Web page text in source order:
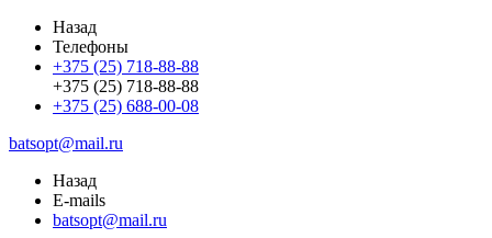
Назад
Телефоны
+375 (25) 718-88-88
+375 (25) 718-88-88
+375 (25) 688-00-08
batsopt@mail.ru
Назад
E-mails
batsopt@mail.ru